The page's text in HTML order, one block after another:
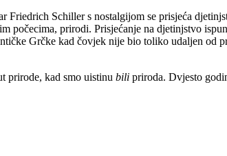
Schiller s nostalgijom se prisjeća
počecima, prirodi. Prisjećanje na djetinjstvo
Grčke kad čovjek nije bio toliko udaljen od
prirode, kad smo uistinu bili priroda. Dvjesto